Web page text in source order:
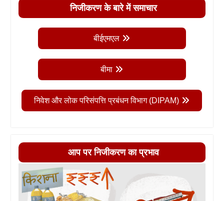
निजीकरण के बारे में समाचार
बीईएमएल
बीमा
निवेश और लोक परिसंपत्ति प्रबंधन विभाग (DIPAM)
आप पर निजीकरण का प्रभाव